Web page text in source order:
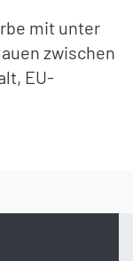
mit unter
zwischen
EU-